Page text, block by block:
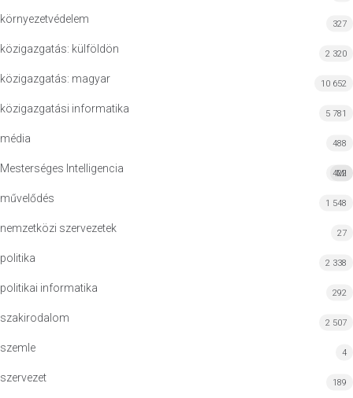
környezetvédelem 327
közigazgatás: külföldön 2 320
közigazgatás: magyar 10 652
közigazgatási informatika 5 781
média 488
Mesterséges Intelligencia MI
422
művelődés 1 548
nemzetközi szervezetek 27
politika 2 338
politikai informatika 292
szakirodalom 2 507
szemle 4
szervezet 189